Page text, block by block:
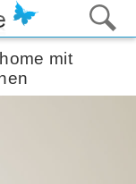
mit